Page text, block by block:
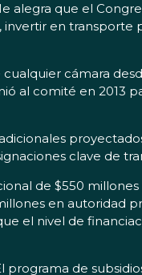
alegra que el
en transporte
cámara
al comité en 2013
clave de
de $550
en
el nivel de
programa de